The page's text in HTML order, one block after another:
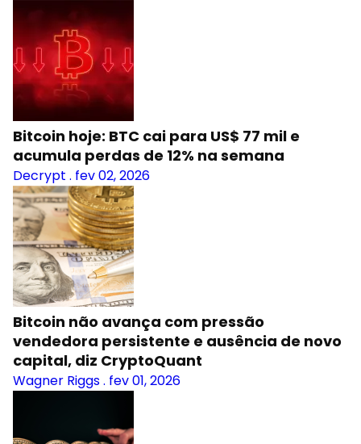
Bitcoin hoje: BTC cai para US$ 77 mil e
acumula perdas de 12% na semana
Decrypt . fev 02, 2026
Bitcoin não avança com pressão
vendedora persistente e ausência de novo
capital, diz CryptoQuant
Wagner Riggs. fev 01, 2026